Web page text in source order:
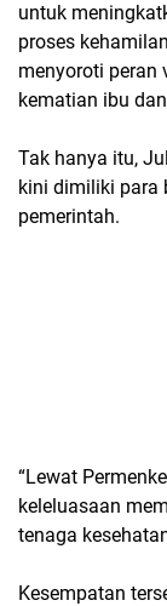
untuk
proses
menyoroti peran
kematian ibu
Tak hanya itu,
kini dimiliki para
pemerintah.
“Lewat
keleluasaan
tenaga
Kesempatan